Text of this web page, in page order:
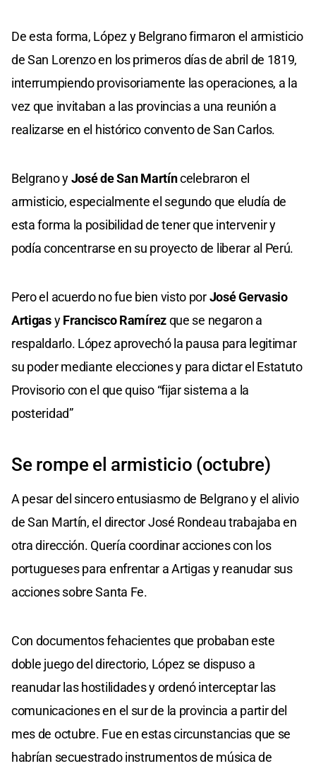
De esta forma, López y Belgrano firmaron el armisticio
de San Lorenzo en los primeros días de abril de 1819,
interrumpiendo provisoriamente las operaciones, a la
vez que invitaban a las provincias a una reunión a
realizarse en el histórico convento de San Carlos.
Belgrano yJosé de San Martíncelebraron el
armisticio, especialmente el segundo que eludía de
esta forma la posibilidad de tener que intervenir y
podía concentrarse en su proyecto de liberar al Perú.
Pero el acuerdo no fue bien visto porJosé Gervasio
ArtigasyFrancisco Ramírezque se negaron a
respaldarlo. López aprovechó la pausa para legitimar
su poder mediante elecciones y para dictar el Estatuto
Provisorio con el que quiso “fijar sistema a la
posteridad”
Se rompe el armisticio (octubre)
A pesar del sincero entusiasmo de Belgrano y el alivio
de San Martín, el director José Rondeau trabajaba en
otra dirección. Quería coordinar acciones con los
portugueses para enfrentar a Artigas y reanudar sus
acciones sobre Santa Fe.
Con documentos fehacientes que probaban este
doble juego del directorio, López se dispuso a
reanudar las hostilidades y ordenó interceptar las
comunicaciones en el sur de la provincia a partir del
mes de octubre. Fue en estas circunstancias que se
habrían secuestrado instrumentos de música de